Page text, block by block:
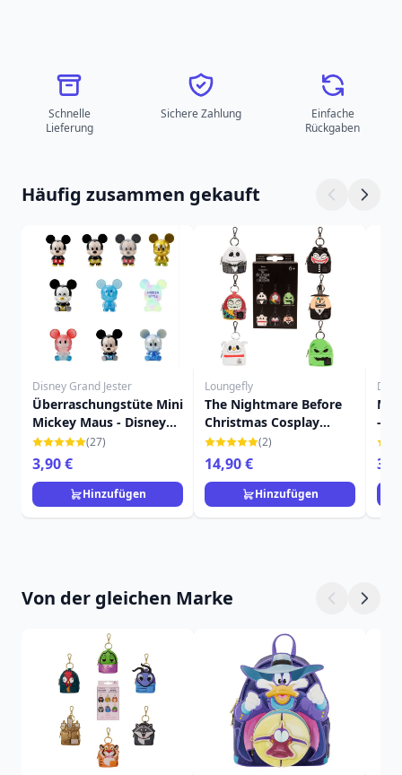
Schnelle
Lieferung
Sichere Zahlung
Einfache
Rückgaben
Häufig zusammen gekauft
Disney Grand Jester
Überraschungstüte Mini
Mickey Maus - Disney
Mickey
(27)
3,90 €
Hinzufügen
Loungefly
The Nightmare Before
Christmas Cosplay
Mystery Mini-Rucksack-
Schlüsselanhänger -
Disney Loungefly
(2)
14,90 €
Hinzufügen
-
Von der gleichen Marke